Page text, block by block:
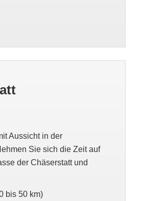
Aussicht in der
Sie sich die Zeit auf
der Chäserstatt und
bis 50 km)